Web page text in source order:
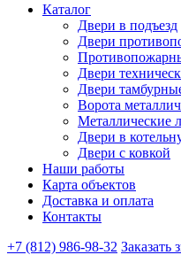
Каталог
Двери в подъезд
Двери
Двери
Двери
Ворота
Металлические
Двери в
Двери с ковкой
Наши работы
Карта объектов
Доставка и оплата
Контакты
+7 (812) 986-98-32 Заказать